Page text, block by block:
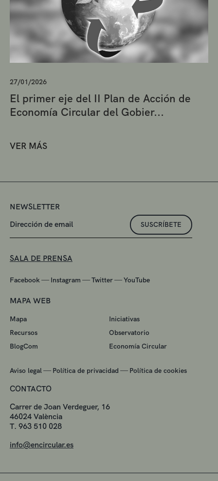
27/01/2026
El primer eje del II Plan de Acción de
Economía Circular del Gobier...
VER MÁS
NEWSLETTER
SUSCRÍBETE
SALA DE PRENSA
Facebook — Instagram —Twitter—YouTube
MAPA WEB
Mapa
Iniciativas
Recursos
Observatorio
BlogCom
Economía Circular
Aviso legal — Política de privacidad — Política de cookies
CONTACTO
Carrer de Joan Verdeguer, 16
46024 València
T. 963 510 028
info@encircular.es